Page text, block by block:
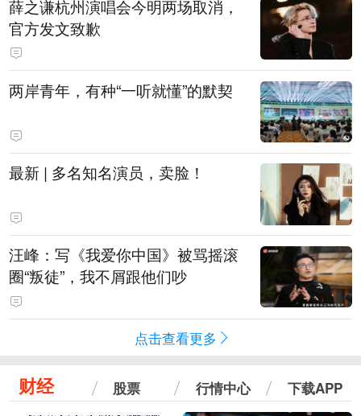
薛之谦杭州演唱会今明两场取消，
官方发文致歉
两岸青年，有种“一听就懂”的默契
最新 | 多名知名演员，卖脸！
汪峰：写《我爱你中国》被骂摇滚
圈“叛徒”，我不屑跟他们吵
点击查看更多
财经 股票 行情中心 下载APP